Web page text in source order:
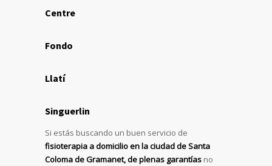
Centre
Fondo
Llatí
Singuerlin
Si estás buscando un buen servicio de
fisioterapia a domicilio en la ciudad de Santa
Coloma de Gramanet, de plenas garantías no